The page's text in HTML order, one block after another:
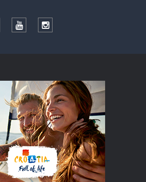
TwitterYouTubeInstagram